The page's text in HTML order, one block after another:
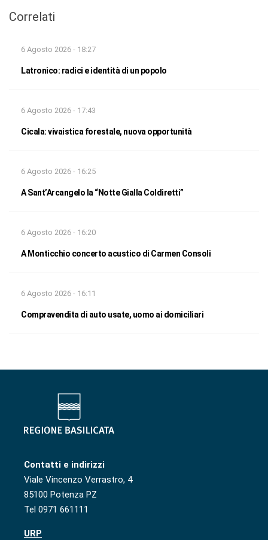
Correlati
6 Agosto 2026 - 18:27
Latronico: radici e identità di un popolo
6 Agosto 2026 - 17:43
Cicala: vivaistica forestale, nuova opportunità
6 Agosto 2026 - 16:25
A Sant’Arcangelo la “Notte Gialla Coldiretti”
6 Agosto 2026 - 16:20
A Monticchio concerto acustico di Carmen Consoli
6 Agosto 2026 - 16:11
Compravendita di auto usate, uomo ai domiciliari
Contatti e indirizzi
Viale Vincenzo Verrastro, 4
85100 Potenza PZ
Tel 0971 661111
URP